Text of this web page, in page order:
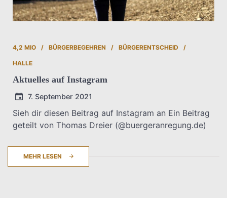
4,2 MIO BÜRGERBEGEHREN BÜRGERENTSCHEID
HALLE
Aktuelles auf Instagram
T.Dreier
7. September 2021
Sieh dir diesen Beitrag auf Instagram an Ein Beitrag
geteilt von Thomas Dreier (@buergeranregung.de)
MEHR LESEN